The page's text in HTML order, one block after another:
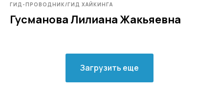
ГИД-ПРОВОДНИК/ГИД ХАЙКИНГА
Гусманова Лилиана Жакьяевна
Загрузить еще